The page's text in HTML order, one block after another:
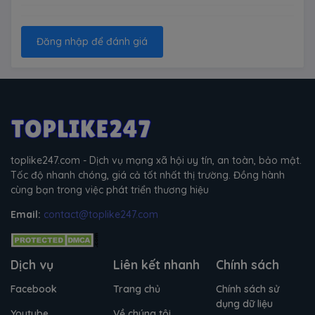
Đăng nhập để đánh giá
toplike247.com - Dịch vụ mạng xã hội uy tín, an toàn, bảo mật.
Tốc độ nhanh chóng, giá cả tốt nhất thị trường. Đồng hành
cùng bạn trong việc phát triển thương hiệu
Email: contact@toplike247.com
Dịch vụ
Facebook
Liên kết nhanh
Trang chủ
Chính sách
Chính sách sử
dụng dữ liệu